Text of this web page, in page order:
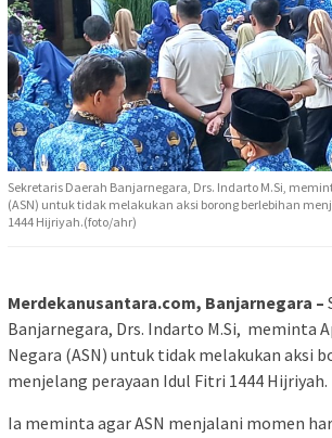
Sekretaris Daerah Banjarnegara, Drs. Indarto M.Si,
(ASN) untuk tidak melakukan aksi borong berlebihan
1444 Hijriyah.(foto/ahr)
Merdekanusantara.com, Banjarnegara –
Banjarnegara, Drs. Indarto M.Si, meminta
Negara (ASN) untuk tidak melakukan aksi
menjelang perayaan Idul Fitri 1444 Hijriyah.
Ia meminta agar ASN menjalani momen